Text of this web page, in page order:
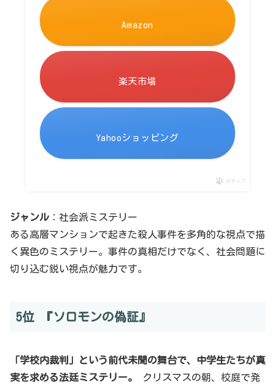
Amazon
楽天市場
Yahooショッピング
ポチップ
ジャンル ：社会派ミステリー
ある高層マンションで起きた殺人事件を多角的な視点で描
く異色のミステリー。事件の真相だけでなく、社会問題に
切り込む鋭い視点が魅力です。
5位 『ソロモンの偽証』
「学校内裁判」という前代未聞の舞台で、中学生たちが真
実を求める法廷ミステリー。
クリスマスの朝、校庭で発